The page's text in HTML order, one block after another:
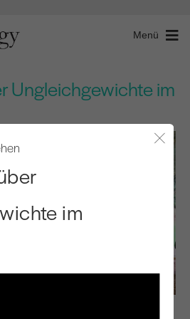
Menü
Ungleichgewichte im
im